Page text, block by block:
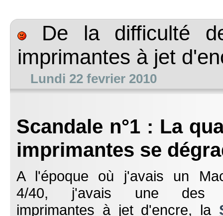
De la difficulté
imprimantes à jet
Lundi 22 fevrier 2010
Scandale n°1 : La
imprimantes se
A l'époque où j'avais un
4/40, j'avais une des
imprimantes à jet d'encre, la